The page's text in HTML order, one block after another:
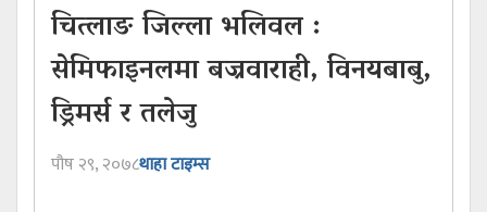
चित्लाङ जिल्ला भलिवल :
सेमिफाइनलमा बज्रवाराही, विनयबाबु,
ड्रिमर्स र तलेजु
पौष २९, २०७८थाहा टाइम्स